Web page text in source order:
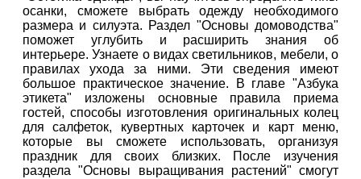
осанки, сможете выбрать одежду необходимого
размера и силуэта. Раздел "Основы домоводства"
поможет углубить и расширить знания об
интерьере. Узнаете о видах светильников, мебели, о
правилах ухода за ними. Эти сведения имеют
большое практическое значение. В главе "Азбука
этикета" изложены основные правила приема
гостей, способы изготовления оригинальных колец
для салфеток, кувертных карточек и карт меню,
которые вы сможете использовать, организуя
праздник для своих близких. После изучения
раздела "Основы выращивания растений" смогут